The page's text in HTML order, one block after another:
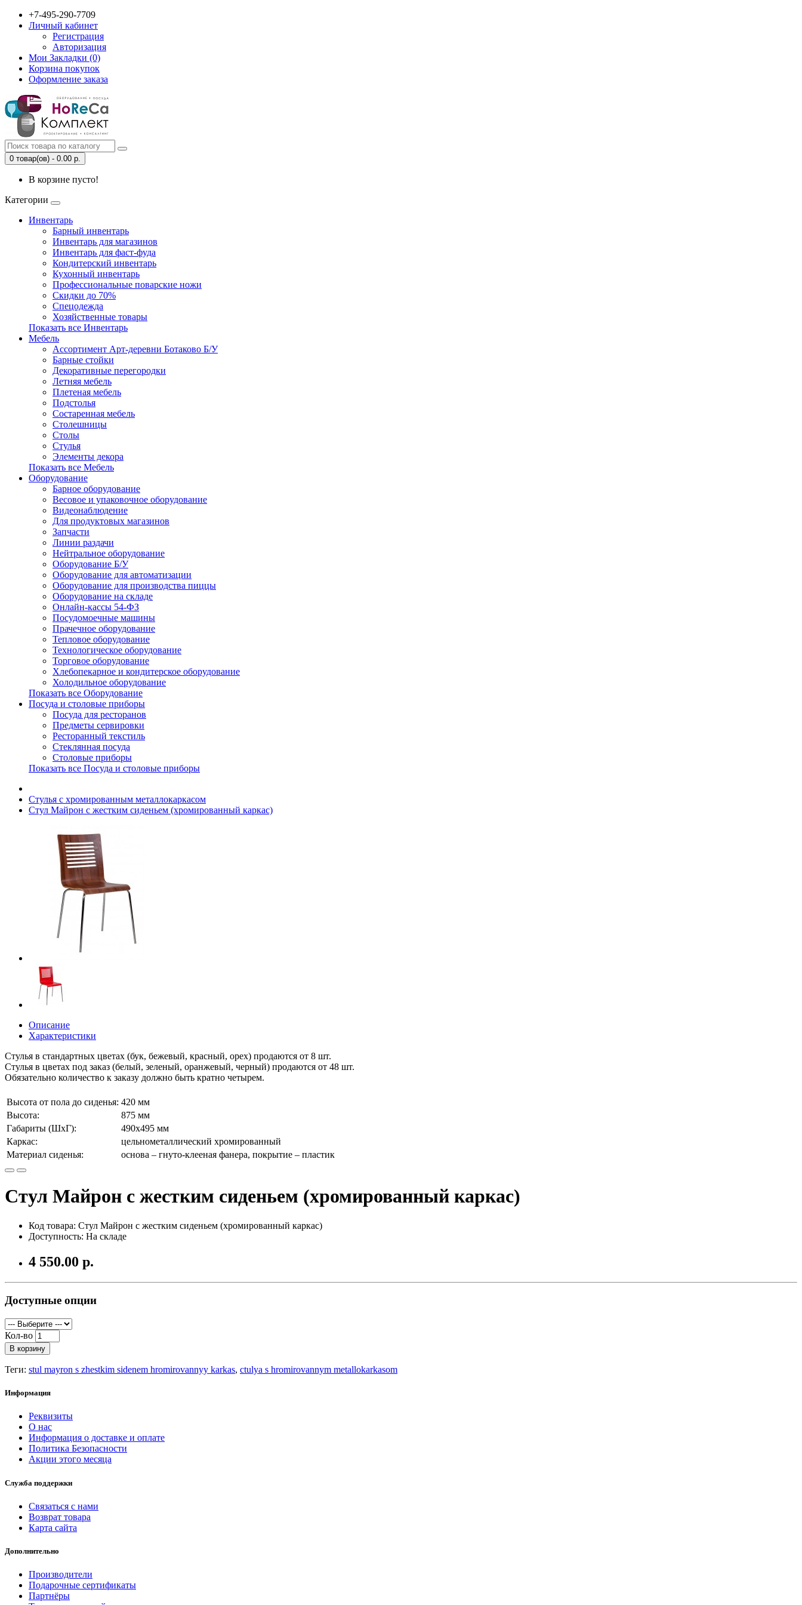
+7-495-290-7709
Личный кабинет
Регистрация
Авторизация
Мои Закладки (0)
Корзина покупок
Оформление заказа
0 товар(ов) - 0.00 р.
В корзине пусто!
Категории
Инвентарь
Барный инвентарь
Инвентарь для магазинов
Инвентарь для фаст-фуда
Кондитерский инвентарь
Кухонный инвентарь
Профессиональные поварские ножи
Скидки до 70%
Спецодежда
Хозяйственные товары
Показать все Инвентарь
Мебель
Ассортимент Арт-деревни Ботаково Б/У
Барные стойки
Декоративные перегородки
Летняя мебель
Плетеная мебель
Подстолья
Состаренная мебель
Столешницы
Столы
Стулья
Элементы декора
Показать все Мебель
Оборудование
Барное оборудование
Весовое и упаковочное оборудование
Видеонаблюдение
Для продуктовых магазинов
Запчасти
Линии раздачи
Нейтральное оборудование
Оборудование Б/У
Оборудование для автоматизации
Оборудование для производства пиццы
Оборудование на складе
Онлайн-кассы 54-ФЗ
Посудомоечные машины
Прачечное оборудование
Тепловое оборудование
Технологическое оборудование
Торговое оборудование
Хлебопекарное и кондитерское оборудование
Холодильное оборудование
Показать все Оборудование
Посуда и столовые приборы
Посуда для ресторанов
Предметы сервировки
Ресторанный текстиль
Стеклянная посуда
Столовые приборы
Показать все Посуда и столовые приборы
Cтулья с хромированным металлокаркасом
Стул Майрон с жестким сиденьем (хромированный каркас)
Описание
Характеристики
Стулья в стандартных цветах (бук, бежевый, красный, орех) продаются от 8 шт.
Стулья в цветах под заказ (белый, зеленый, оранжевый, черный) продаются от 48 шт.
Обязательно количество к заказу должно быть кратно четырем.
Высота от пола до сиденья: 420 мм
Высота:
875 мм
Габариты (ШхГ):
490x495 мм
Каркас:
цельнометаллический хромированный
Материал сиденья:
основа – гнуто-клееная фанера, покрытие – пластик
Стул Майрон с жестким сиденьем (хромированный каркас)
Код товара: Стул Майрон с жестким сиденьем (хромированный каркас)
Доступность: На складе
4 550.00 р.
Доступные опции
Кол-во
В корзину
Теги: stul mayron s zhestkim sidenem hromirovannyy karkas, ctulya s hromirovannym metallokarkasom
Информация
Реквизиты
О нас
Информация о доставке и оплате
Политика Безопасности
Акции этого месяца
Служба поддержки
Связаться с нами
Возврат товара
Карта сайта
Дополнительно
Производители
Подарочные сертификаты
Партнёры